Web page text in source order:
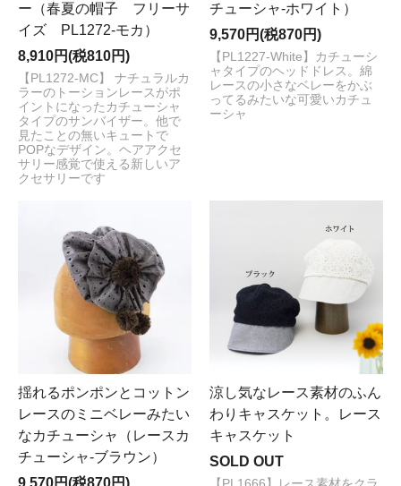
ー（春夏の帽子 フリーサ
イズ PL1272-モカ）
8,910円(税810円)
【PL1272-MC】 ナチュラルカ
ラーのトーションレースがポ
イントになったカチューシャ
タイプのサンバイザー。他で
見たことの無いキュートで
POPなデザイン。ヘアアクセ
サリー感覚で使える新しいア
クセサリーです
チューシャ-ホワイト）
9,570円(税870円)
【PL1227-White】カチューシ
ャタイプのヘッドドレス。綿
レースの小さなベレーをかぶ
ってるみたいな可愛いカチュ
ーシャ
揺れるポンポンとコットン
レースのミニベレーみたい
なカチューシャ（レースカ
チューシャ-ブラウン）
涼し気なレース素材のふん
わりキャスケット。レース
キャスケット
SOLD OUT